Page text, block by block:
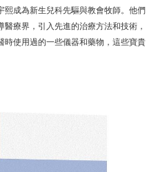
成為新生兒科先驅與教會牧師。他們
療界，引入先進的治療方法和技術，
使用過的一些儀器和藥物，這些寶貴